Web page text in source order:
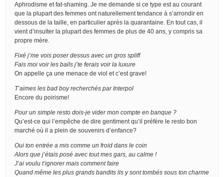
Aphrodisme et fat-shaming. Je me demande si ce type est au courant
que la plupart des femmes ont naturellement tendance à s’arrondir en
dessous de la taille, en particulier après la quarantaine. En tout cas, il
vient d’insulter la plupart des femmes de plus de 40 ans, y compris sa
propre mère.
Fixé j’me vois poser dessus avec un gros spliff
Fais moi voir les bails j’te ferais voir la luxure
On appelle ça une menace de viol et c’est grave!
T’aimes les bad boy recherchés par Interpol
Encore du poirisme!
Pour un simple resto dois-je vider mon compte en banque ?
Qu’est-ce qui l’empêche de dire gentiment qu’il préfère le resto bon
marché où il a plein de souvenirs d’enfance?
Oui ton entrée a mis comme un froid dans le coin
Alors que j’étais posé avec tout mes gars, au calme !
J’ai voulu t’ignorer mais comment faire
Quand même les plus grands bandits ils y sont tombés sous ton charme